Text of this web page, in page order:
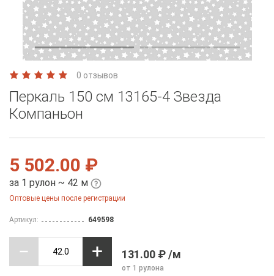
0 отзывов
Перкаль 150 см 13165-4 Звезда
Компаньон
5 502.00 ₽
за 1 рулон ~ 42 м
Оптовые цены после регистрации
Артикул: 649598
131.00 ₽ /м
от 1 рулона